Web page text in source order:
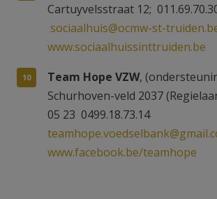
Cartuyvelsstraat 12;
sociaalhuis@ocmw-st-
www.sociaalhuissinttruiden.be
Team Hope VZW,
Schurhoven-veld 2037
05 23 0499.18.73.14
www.facebook.be/teamhope